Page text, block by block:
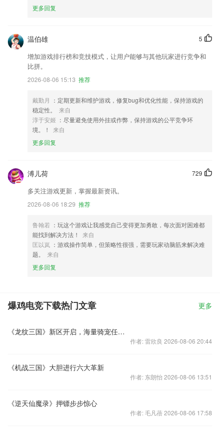
更多回复
5
温伯雄
增加游戏排行榜和竞技模式，让用户能够与其他玩家进行竞争和
比拼。
2026-08-06 15:13 推荐
戴勤月 ：定期更新和维护游戏，修复bug和优化性能，保持游戏的
稳定性。
来自
淳于安姬 ：尽量避免使用外挂或作弊，保持游戏的公平竞争环
境。！
来自
更多回复
729
溥儿荷
多关注游戏更新，掌握最新资讯。
2026-08-06 18:29 推荐
鲁翰若 ：玩这个游戏让我感觉自己变得更加勇敢，每次面对困难都
能找到解决方法！
来自
匡以岚 ：游戏操作简单，但策略性很强，需要玩家动脑筋来解决难
题。
来自
更多回复
爆鸡电竞下载热门文章 更多
《龙纹三国》新区开启，海量骑宠任你挑选
作者: 雷欣良 2026-08-06 20:44
《机战三国》大胆进行六大革新
作者: 东朗怡 2026-08-06 13:51
《逆天仙魔录》押镖步步惊心
作者: 毛凡蓓 2026-08-06 17:58